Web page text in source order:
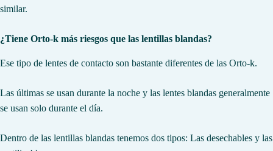
similar.
¿Tiene Orto-k más riesgos que las lentillas blandas?
Ese tipo de lentes de contacto son bastante diferentes de las Orto-k.
Las últimas se usan durante la noche y las lentes blandas generalmente
se usan solo durante el día.
Dentro de las lentillas blandas tenemos dos tipos: Las desechables y las